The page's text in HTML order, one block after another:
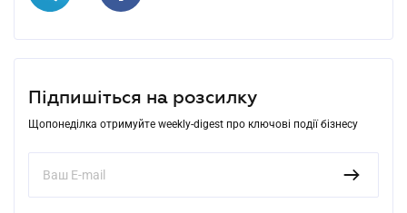
Підпишіться на розсилку
Щопонеділка отримуйте weekly-digest про ключові події бізнесу